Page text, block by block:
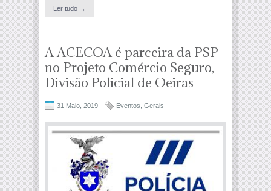
Ler tudo →
A ACECOA é parceira da PSP
no Projeto Comércio Seguro,
Divisão Policial de Oeiras
31 Maio, 2019 Eventos Gerais